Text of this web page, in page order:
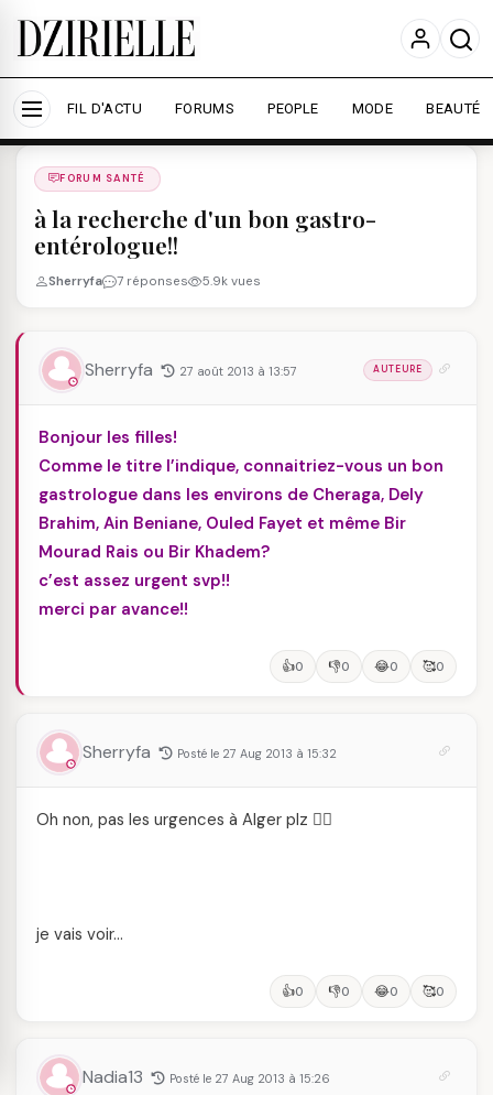
Nous utilisons des cookies pour améliorer votre
expérience et mesurer l'audience.
En savoir plus
Accepter tout Personnaliser
FIL D'ACTU FORUMS PEOPLE MODE BEAUTÉ
Forums
FORUM SANTÉ
à la recherche d'un bon gastro-
entérologue!!
Sherryfa 7 réponses 5.9k vues
Sherryfa 27 août 2013 à 13:57 AUTEURE
Bonjour les filles!
Comme le titre l’indique, connaitriez-vous un bon
gastrologue dans les environs de Cheraga, Dely
Brahim, Ain Beniane, Ouled Fayet et même Bir
Mourad Rais ou Bir Khadem?
c’est assez urgent svp!!
merci par avance!!
👍0 👎0 😂0 🥰0
Sherryfa Posté le 27 Aug 2013 à 15:32
Oh non, pas les urgences à Alger plz 🙂‍↔️
je vais voir…
👍0 👎0 😂0 🥰0
Nadia13 Posté le 27 Aug 2013 à 15:26